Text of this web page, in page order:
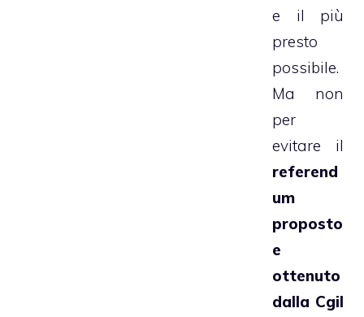
e il più
presto
possibile.
Ma non
per
evitare il
referend
um
proposto
e
ottenuto
dalla Cgil